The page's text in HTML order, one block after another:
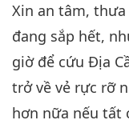
Lời Thánh Khải
5
Xin an tâm,
đang sắp hết,
giờ để cứu Địa
trở về vẻ rực rỡ
hơn nữa nếu tất